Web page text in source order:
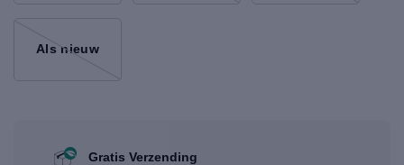
Als nieuw
Gratis Verzending